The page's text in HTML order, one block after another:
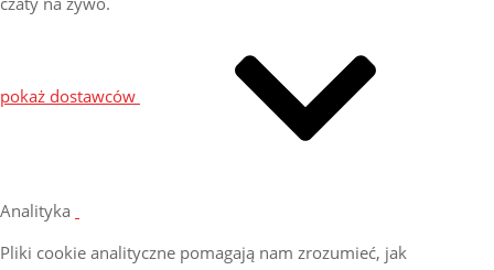
pokaż dostawców
Analityka
Pliki cookie analityczne pomagają nam zrozumieć, jak